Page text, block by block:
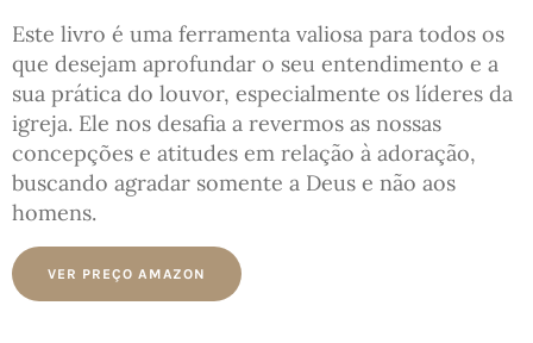
Este livro é uma ferramenta valiosa para todos os
que desejam aprofundar o seu entendimento e a
sua prática do louvor, especialmente os líderes da
igreja. Ele nos desafia a revermos as nossas
concepções e atitudes em relação à adoração,
buscando agradar somente a Deus e não aos
homens.
VER PREÇO AMAZON